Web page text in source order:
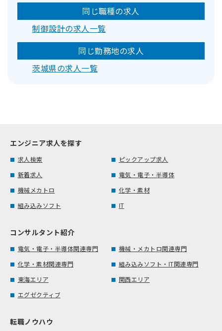
同じ職種の求人
制御設計の求人一覧
同じ勤務地の求人
茨城県の求人一覧
エンジニア求人を探す
求人検索
ピックアップ求人
新着求人
電気・電子・半導体
機械メカトロ
化学・素材
組み込みソフト
IT
コンサルタント紹介
電気・電子・半導体関連専門
機械・メカトロ関連専門
化学・素材関連専門
組み込みソフト・IT関連専門
東海エリア
関西エリア
エグゼクティブ
転職ノウハウ